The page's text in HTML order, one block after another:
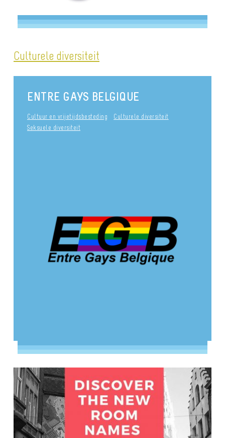
Culturele diversiteit
ENTRE GAYS BELGIQUE
Cultuur en vrijetijdsbesteding
Culturele diversiteit
Seksuele diversiteit